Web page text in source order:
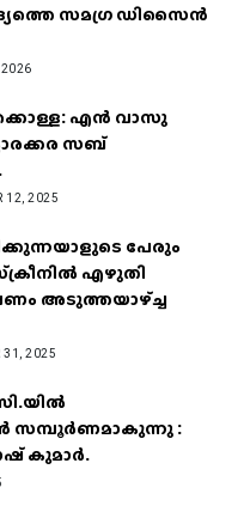
സമഗ്ര ഡിസൈൻ
2026
എൻ വാസു
സബ്
12, 2025
പേരും
എഴുതി
അടുത്തയാഴ്‌ച്ച
31, 2025
സമ്പൂർണമാകുന്നു :
കുമാർ.